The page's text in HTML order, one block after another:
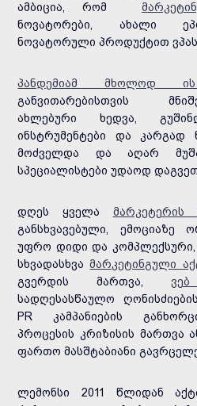
ამბიცია, რომ
ნოვატორები, ახალი
ნოვატორული პროდუქტით
პანდემიამ მხოლოდ ის
განვითარებისთვის
ახლებური ხედვა,
ინსტრუმენტები და კარგად
მოძველდა და აღარ
სპეციალისტები უდაოდ
დღეს ყველა მარკეტერის
განსხვავებული, ემოციაზე
უფრო დიდი და
სხვადასხვამარკეტინგული
გვერდის მართვა,
სადღესასწაულო
PR კამპანიების
პროცესის კრიზისის მართვა
ფართო მასშტაბიანი
ლემონსი 2011 წლიდან